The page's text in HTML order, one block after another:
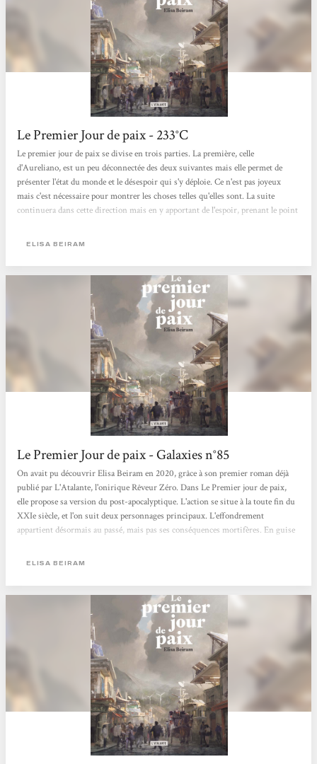
Le Premier Jour de paix - 233°C
Le premier jour de paix se divise en trois parties. La première, celle
d'Aureliano, est un peu déconnectée des deux suivantes mais elle permet de
présenter l'état du monde et le désespoir qui s'y déploie. Ce n'est pas joyeux
mais c'est nécessaire pour montrer les choses telles qu'elles sont. La suite
continuera dans cette direction mais en y apportant de l'espoir, prenant le point
finale, c'est la paix. Le premier jour de paix est un ouvrage qui a à la fois des airs
ELISA BEIRAM
Le Premier Jour de paix - Galaxies n°85
On avait pu découvrir Elisa Beiram en 2020, grâce à son premier roman déjà
publié par L'Atalante, l'onirique Rêveur Zéro. Dans Le Premier jour de paix,
elle propose sa version du post-apocalyptique. L'action se situe à la toute fin du
XXIe siècle, et l'on suit deux personnages principaux. L'effondrement
appartient désormais au passé, mais pas ses conséquences mortifères. En guise
habitants d'un village colombien, qui ne trouvent rien de mieux que de
ELISA BEIRAM